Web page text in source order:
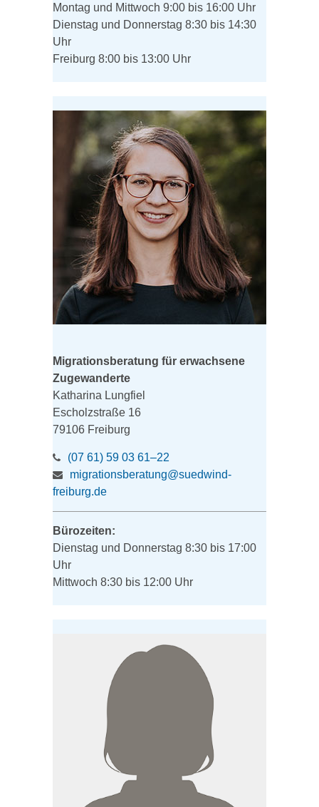
Montag und Mittwoch 9:00 bis 16:00 Uhr
Dienstag und Donnerstag 8:30 bis 14:30
Uhr
Freiburg 8:00 bis 13:00 Uhr
Migrationsberatung für erwachsene
Zugewanderte
Katharina Lungfiel
Escholzstraße 16
79106 Freiburg
(07 61) 59 03 61–22
migrationsberatung@suedwind-
freiburg.de
Bürozeiten:
Dienstag und Donnerstag 8:30 bis 17:00
Uhr
Mittwoch 8:30 bis 12:00 Uhr